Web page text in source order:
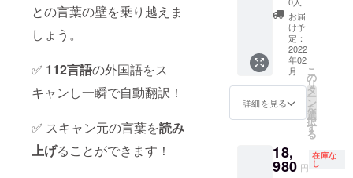
との言葉の壁を乗り越えま
しょう。
✅ 112言語の外国語をス
キャンし一瞬で自動翻訳！
✅ スキャン元の言葉を読み
上げることができます！
でご支
援頂け
ます様
お願い
致しま
す。
場合、
正規販
売価格
が販売
予定価
格より
下がる
可能性
似商品
が発生
状況、
使用部
材の供
給状
況、製
造工程
上の都
合等に
る場合
があり
の詳
細： ・
Transp
en本体
ｘ 2 ・
日本語
説明書
・持ち
運び用
・充電
ケーブ
お届
け予
定：
2022
年02
月
詳細を見る
こ
の
リ
タ
ー
ン
を
選
択
す
る
18,
980 円
在庫な
し